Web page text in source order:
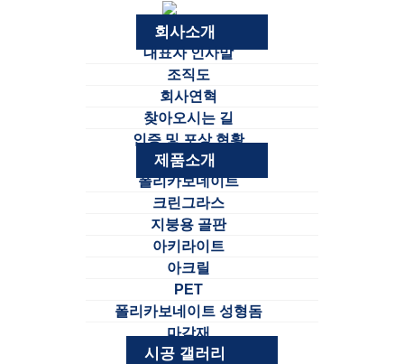
회사소개
대표자 인사말
조직도
회사연혁
찾아오시는 길
인증 및 포상 현황
제품소개
폴리카보네이트
크린그라스
지붕용 골판
아키라이트
아크릴
PET
폴리카보네이트 성형돔
마감재
시공 갤러리